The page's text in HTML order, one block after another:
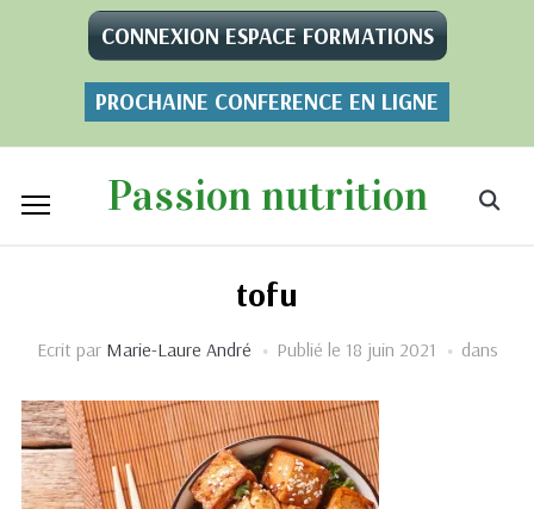
CONNEXION ESPACE FORMATIONS
PROCHAINE CONFERENCE EN LIGNE
Passion nutrition
tofu
Ecrit par Marie-Laure André Publié le 18 juin 2021 dans